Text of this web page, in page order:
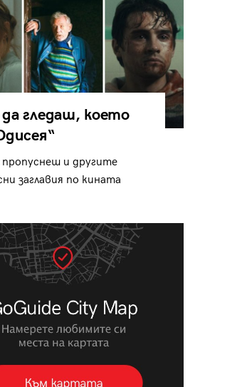
гледаш, което
пропуснеш и другите
заглавия по кината